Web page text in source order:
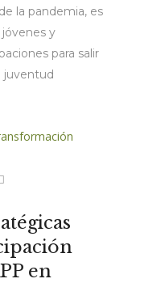
la pandemia, es
y
para salir
juventud
en